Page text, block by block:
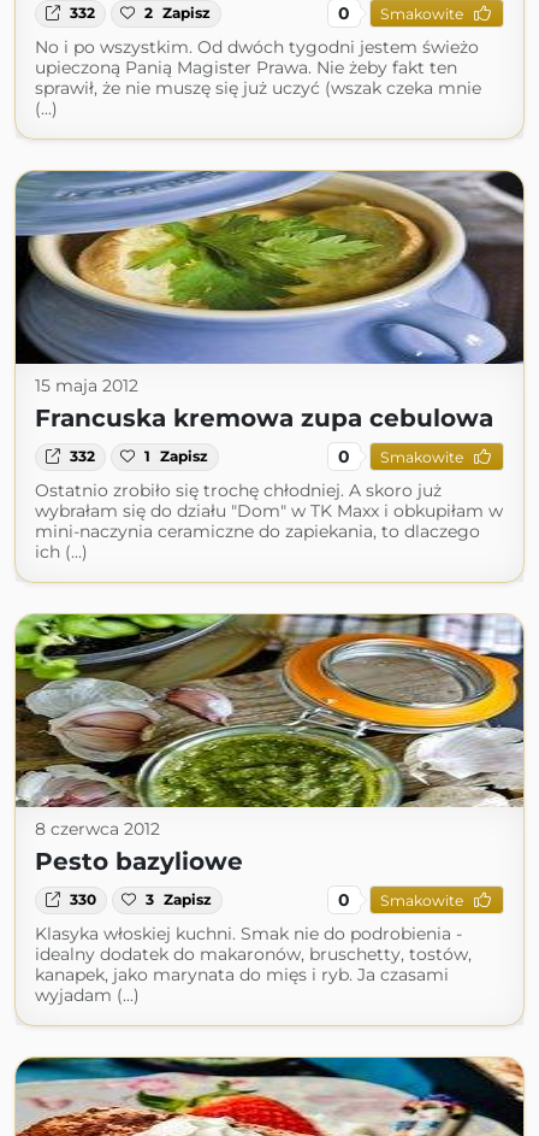
332 2 Zapisz 0 Smakowite
No i po wszystkim. Od dwóch tygodni jestem świeżo
upieczoną Panią Magister Prawa. Nie żeby fakt ten
sprawił, że nie muszę się już uczyć (wszak czeka mnie
(...)
15 maja 2012
Francuska kremowa zupa cebulowa
332 1 Zapisz 0 Smakowite
Ostatnio zrobiło się trochę chłodniej. A skoro już
wybrałam się do działu "Dom" w TK Maxx i obkupiłam w
mini-naczynia ceramiczne do zapiekania, to dlaczego
ich (...)
8 czerwca 2012
Pesto bazyliowe
330 3 Zapisz 0 Smakowite
Klasyka włoskiej kuchni. Smak nie do podrobienia -
idealny dodatek do makaronów, bruschetty, tostów,
kanapek, jako marynata do mięs i ryb. Ja czasami
wyjadam (...)